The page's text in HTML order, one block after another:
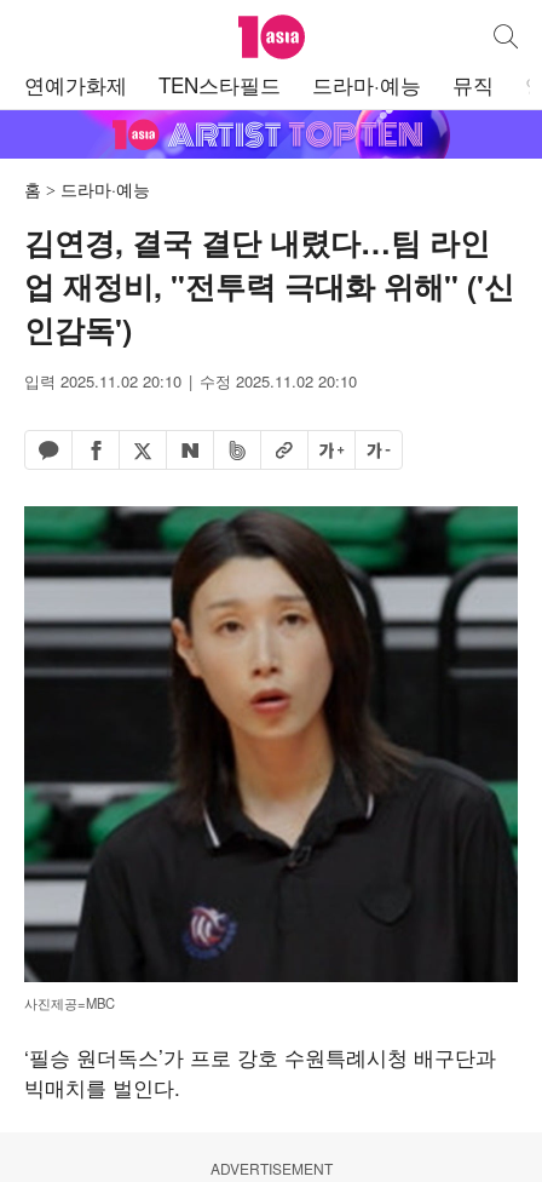
텐아시아 통합
연예가화제 TEN스타필드 드라마·예능 뮤직
홈 드라마·예능
김연경, 결국 결단 내렸다…팀 라인
업 재정비, "전투력 극대화 위해" ('신
인감독')
입력 2025.11.02 20:10 수정 2025.11.02 20:10
카카오톡 공유하기
페이스북 공유하기
엑스 공유하기
네이버 공유하기
밴드 공유하기
URL복사글자 크게글자 작게
사진제공=MBC
‘필승 원더독스’가 프로 강호 수원특례시청 배구단과
빅매치를 벌인다.
ADVERTISEMENT